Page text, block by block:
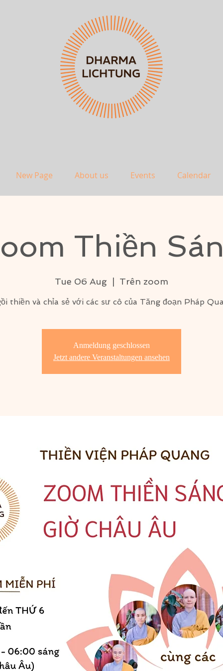
New Page About us Events Calendar
Thiền
Tue 06 Aug Trên zoom
thiền và chỉa sẻ với các sư cô của Tăng đoạn Pháp
Anmeldung geschlossen
Jetzt andere Veranstaltungen ansehen